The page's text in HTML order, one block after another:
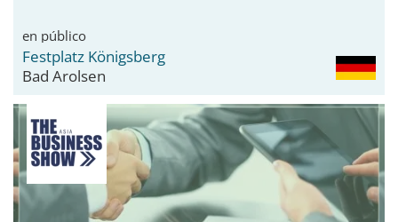
en público
Festplatz Königsberg
Bad Arolsen